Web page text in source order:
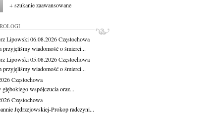
+ szukanie zaawansowane
Lipowski06.08.2026Częstochowa
przyjęliśmy wiadomość o śmierci...
Lipowski05.08.2026Częstochowa
przyjęliśmy wiadomość o śmierci...
Częstochowa
współczucia oraz...
Częstochowa
Jędrzejowskiej-Prokop radczyni...